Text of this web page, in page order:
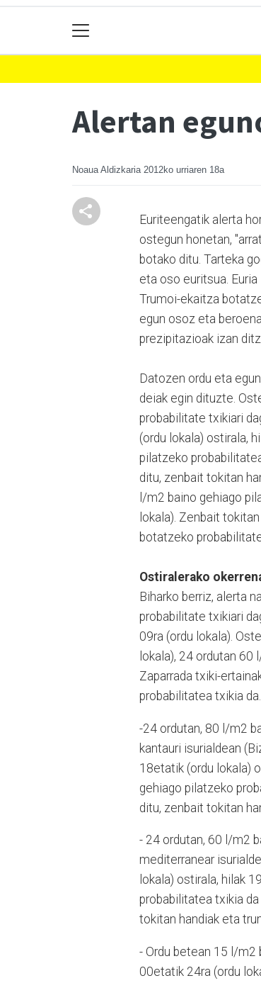
Alertan
Noaua Aldizkaria 2012ko urriaren 18a
Euriteengatik alerta
ostegun honetan,
botako ditu. Tarteka
eta oso euritsua.
Trumoi-ekaitza
egun osoz eta
prezipitazioak izan
Datozen ordu eta
deiak egin dituzte.
probabilitate txikiari
(ordu lokala) ostirala,
pilatzeko
ditu, zenbait tokitan
l/m2 baino gehiago
lokala). Zenbait
botatzeko
Ostiralerako
Biharko berriz, alerta
probabilitate txikiari
09ra (ordu lokala).
lokala), 24 ordutan
Zaparrada txiki-
probabilitatea txikia da.
-24 ordutan, 80 l/m2
kantauri isurialdean
18etatik (ordu lokala)
gehiago pilatzeko
ditu, zenbait tokitan
- 24 ordutan, 60 l/m2
mediterranear
lokala) ostirala, hilak
probabilitatea txikia
tokitan handiak eta
- Ordu betean 15 l/m2
00etatik 24ra (ordu